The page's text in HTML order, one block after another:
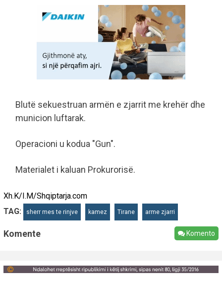
Blutë sekuestruan armën e zjarrit me krehër dhe
municion luftarak.
Operacioni u kodua "Gun".
Materialet i kaluan Prokurorisë.
Xh.K/I.M/Shqiptarja.com
TAG:
sherr mes te rinjve kamez Tirane arme zjarri
Komente Komento